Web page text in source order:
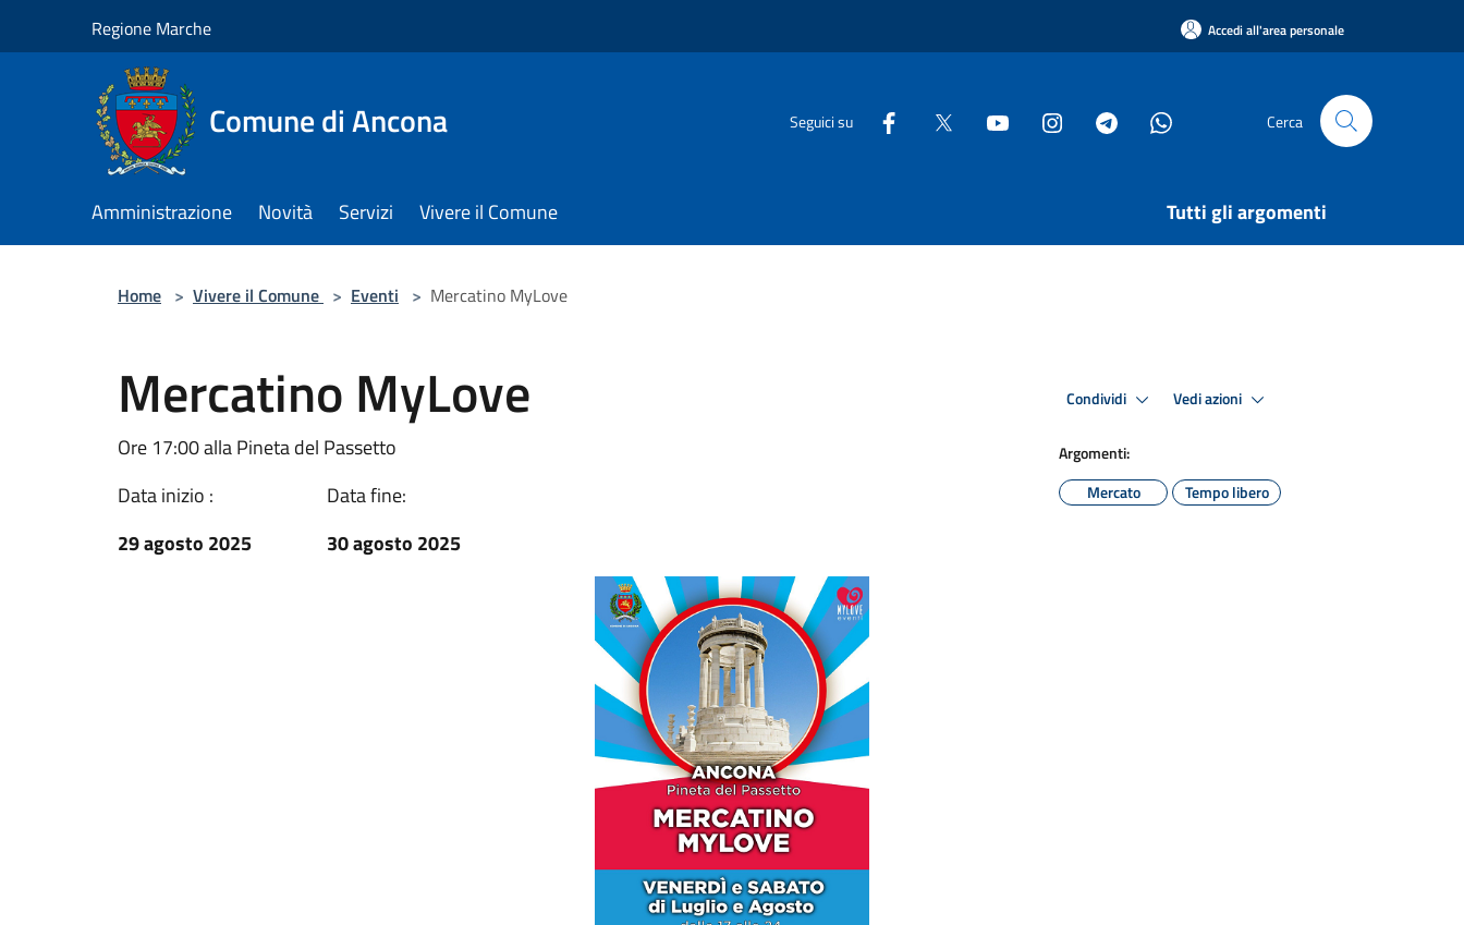
Regione Marche Accedi all'area personale
Comune di Ancona Seguici su Cerca
Amministrazione Novità Servizi Vivere il Comune Tutti gli argomenti
Home > Vivere il Comune > Eventi > Mercatino MyLove
Mercatino MyLove
Ore 17:00 alla Pineta del Passetto
Data inizio :
29 agosto 2025
Data fine:
30 agosto 2025
Condividi Vedi azioni
Argomenti:
Mercato
Tempo libero